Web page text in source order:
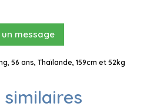
un message
56 ans, Thaïlande, 159cm et 52kg
similaires